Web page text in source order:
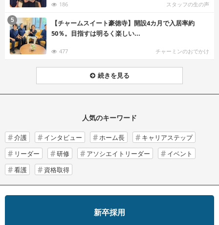
186 スタッフの生の声
【チャームスイート豪徳寺】開設4カ月で入居率約
50％。目指すは明るく楽しい...
477 チャーミンのおでかけ
5
続きを見る
人気のキーワード
介護 インタビュー ホーム長
キャリアステップ
リーダー
研修 アソシエイトリーダー
イベント
看護
資格取得
新卒採用